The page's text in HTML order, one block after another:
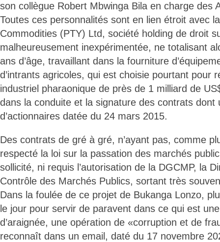
son collègue Robert Mbwinga Bila en charge des
Toutes ces personnalités sont en lien étroit avec
Commodities (PTY) Ltd, société holding de droit
malheureusement inexpérimentée, ne totalisant
ans d’âge, travaillant dans la fourniture
d’intrants agricoles, qui est choisie pourtant pour
industriel pharaonique de près de 1 milliard de
dans la conduite et la signature des contrats dont
d’actionnaires datée du 24 mars 2015.
Des contrats de gré à gré, n’ayant pas, comme
respecté la loi sur la passation des marchés
sollicité, ni requis l’autorisation de la DGCMP, la
Contrôle des Marchés Publics, sortant très
Dans la foulée de ce projet de Bukanga Lonzo,
le jour pour servir de paravent dans ce qui est
d’araignée, une opération de «corruption et de
reconnaît dans un email, daté du 17 novembre